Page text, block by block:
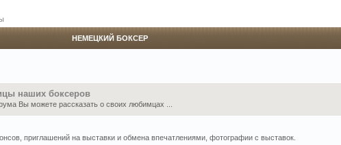
НЕМЕЦКИЙ БОКСЕР
наших боксеров
Вы можете рассказать о своих любимцах ...
приглашений на выставки и обмена впечатлениями, фотографии с выставок.